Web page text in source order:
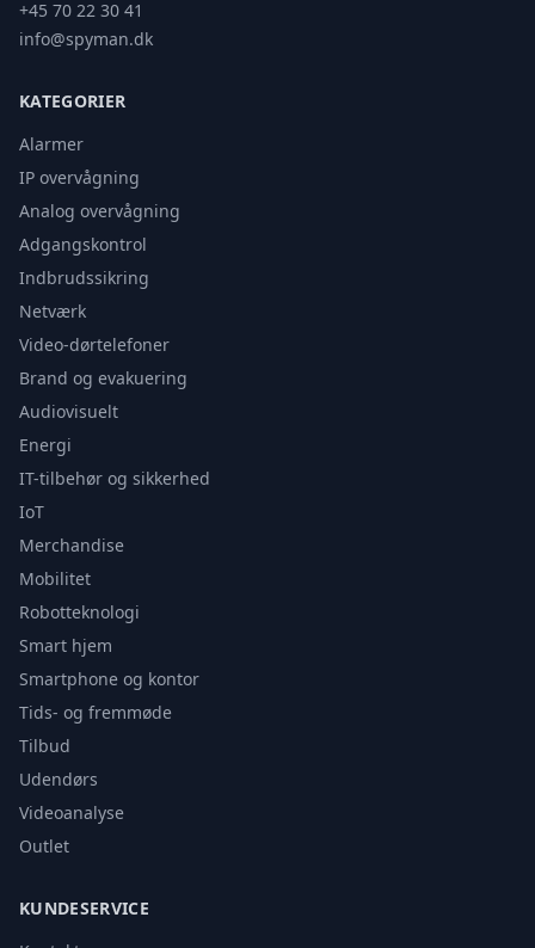
+45 70 22 30 41
info@spyman.dk
KATEGORIER
Alarmer
IP overvågning
Analog overvågning
Adgangskontrol
Indbrudssikring
Netværk
Video-dørtelefoner
Brand og evakuering
Audiovisuelt
Energi
IT-tilbehør og sikkerhed
IoT
Merchandise
Mobilitet
Robotteknologi
Smart hjem
Smartphone og kontor
Tids- og fremmøde
Tilbud
Udendørs
Videoanalyse
Outlet
KUNDESERVICE